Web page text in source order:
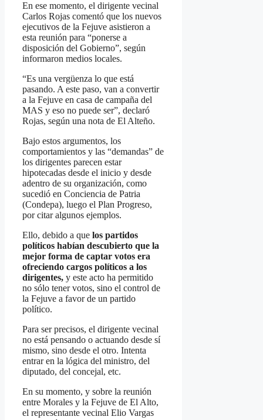
En ese momento, el dirigente vecinal
Carlos Rojas comentó que los nuevos
ejecutivos de la Fejuve asistieron a
esta reunión para “ponerse a
disposición del Gobierno”, según
informaron medios locales.
“Es una vergüenza lo que está
pasando. A este paso, van a convertir
a la Fejuve en casa de campaña del
MAS y eso no puede ser”, declaró
Rojas, según una nota de El Alteño.
Bajo estos argumentos, los
comportamientos y las “demandas” de
los dirigentes parecen estar
hipotecadas desde el inicio y desde
adentro de su organización, como
sucedió en Conciencia de Patria
(Condepa), luego el Plan Progreso,
por citar algunos ejemplos.
Ello, debido a que los partidos
políticos habían descubierto que la
mejor forma de captar votos era
ofreciendo cargos políticos a los
dirigentes, y este acto ha permitido
no sólo tener votos, sino el control de
la Fejuve a favor de un partido
político.
Para ser precisos, el dirigente vecinal
no está pensando o actuando desde sí
mismo, sino desde el otro. Intenta
entrar en la lógica del ministro, del
diputado, del concejal, etc.
En su momento, y sobre la reunión
entre Morales y la Fejuve de El Alto,
el representante vecinal Elio Vargas